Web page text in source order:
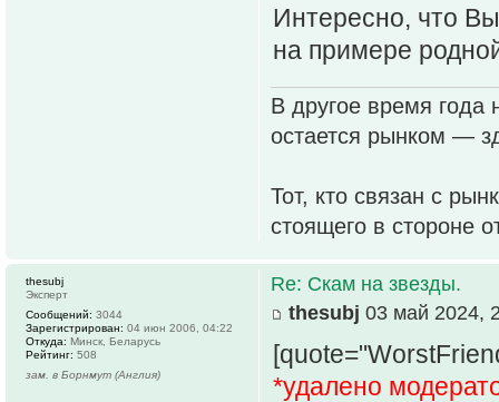
Интересно, что
на примере
В другое время года
остается рынком —
Тот, кто связан с
стоящего в стороне
Re: Скам на звезды.
thesubj 03 май 2024,
*удалено
thesubj
Эксперт
Сообщений: 3044
Зарегистрирован: 04 июн 2006, 04:22
Откуда: Минск, Беларусь
Рейтинг: 508
зам. в Борнмут (Англия)